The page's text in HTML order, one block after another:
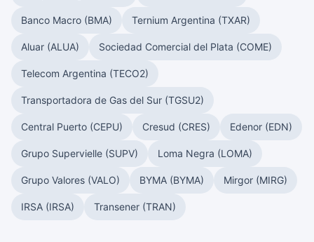
Banco Macro (BMA) Ternium Argentina (TXAR)
Aluar (ALUA) Sociedad Comercial del Plata (COME)
Telecom Argentina (TECO2)
Transportadora de Gas del Sur (TGSU2)
Central Puerto (CEPU) Cresud (CRES) Edenor (EDN)
Grupo Supervielle (SUPV) Loma Negra (LOMA)
Grupo Valores (VALO) BYMA (BYMA) Mirgor (MIRG)
IRSA (IRSA) Transener (TRAN)